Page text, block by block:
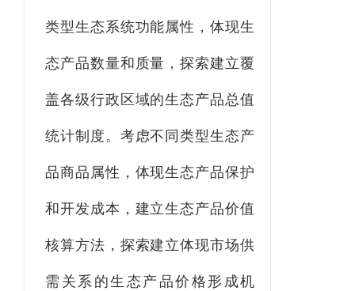
类型生态系统功能属性，体现生
态产品数量和质量，探索建立覆
盖各级行政区域的生态产品总值
统计制度。考虑不同类型生态产
品商品属性，体现生态产品保护
和开发成本，建立生态产品价值
核算方法，探索建立体现市场供
需关系的生态产品价格形成机